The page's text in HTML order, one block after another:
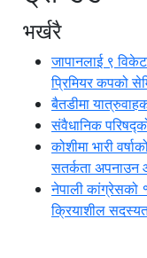
भर्खरै
जापानलाई ९
प्रिमियर कपको
बैतडीमा
संवैधानिक
कोशीमा भारी
सतर्कता अपनाउन
नेपाली कांग्रेसको
क्रियाशील